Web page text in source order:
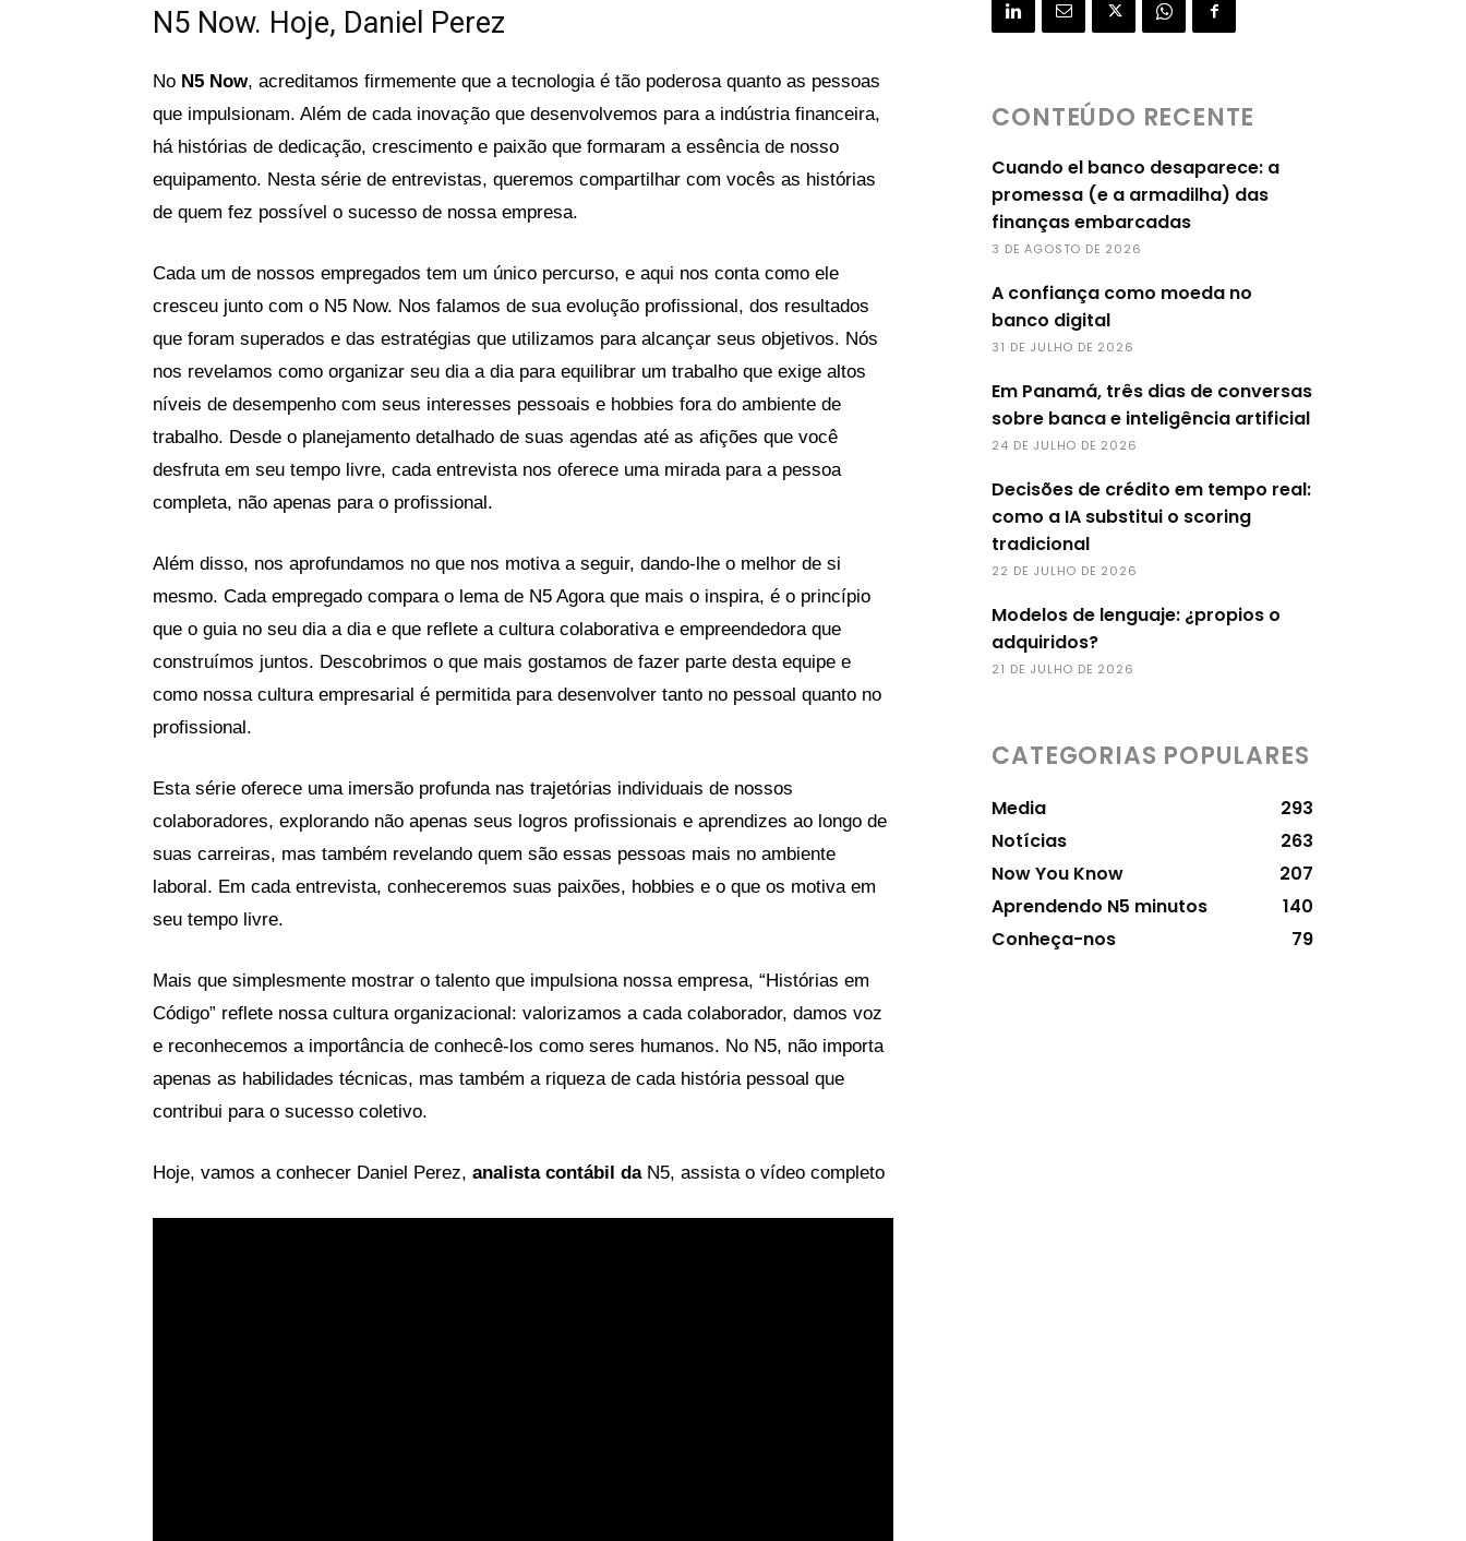
N5 Now. Hoje, Daniel Perez
No N5 Now, acreditamos firmemente que a tecnologia é tão poderosa quanto as pessoas
que impulsionam. Além de cada inovação que desenvolvemos para a indústria financeira,
há histórias de dedicação, crescimento e paixão que formaram a essência de nosso
equipamento. Nesta série de entrevistas, queremos compartilhar com vocês as histórias
de quem fez possível o sucesso de nossa empresa.
Cada um de nossos empregados tem um único percurso, e aqui nos conta como ele
cresceu junto com o N5 Now. Nos falamos de sua evolução profissional, dos resultados
que foram superados e das estratégias que utilizamos para alcançar seus objetivos. Nós
nos revelamos como organizar seu dia a dia para equilibrar um trabalho que exige altos
níveis de desempenho com seus interesses pessoais e hobbies fora do ambiente de
trabalho. Desde o planejamento detalhado de suas agendas até as afições que você
desfruta em seu tempo livre, cada entrevista nos oferece uma mirada para a pessoa
completa, não apenas para o profissional.
Além disso, nos aprofundamos no que nos motiva a seguir, dando-lhe o melhor de si
mesmo. Cada empregado compara o lema de N5 Agora que mais o inspira, é o princípio
que o guia no seu dia a dia e que reflete a cultura colaborativa e empreendedora que
construímos juntos. Descobrimos o que mais gostamos de fazer parte desta equipe e
como nossa cultura empresarial é permitida para desenvolver tanto no pessoal quanto no
profissional.
Esta série oferece uma imersão profunda nas trajetórias individuais de nossos
colaboradores, explorando não apenas seus logros profissionais e aprendizes ao longo de
suas carreiras, mas também revelando quem são essas pessoas mais no ambiente
laboral. Em cada entrevista, conheceremos suas paixões, hobbies e o que os motiva em
seu tempo livre.
Mais que simplesmente mostrar o talento que impulsiona nossa empresa, “Histórias em
Código” reflete nossa cultura organizacional: valorizamos a cada colaborador, damos voz
e reconhecemos a importância de conhecê-los como seres humanos. No N5, não importa
apenas as habilidades técnicas, mas também a riqueza de cada história pessoal que
contribui para o sucesso coletivo.
Hoje, vamos a conhecer Daniel Perez, analista contábil daN5, assista o vídeo completo
CONTEÚDO RECENTE
Cuando el banco desaparece: a
promessa (e a armadilha) das
finanças embarcadas
3 DE AGOSTO DE 2026
A confiança como moeda no
banco digital
31 DE JULHO DE 2026
Em Panamá, três dias de conversas
sobre banca e inteligência artificial
24 DE JULHO DE 2026
Decisões de crédito em tempo real:
como a IA substitui o scoring
tradicional
22 DE JULHO DE 2026
Modelos de lenguaje: ¿propios o
adquiridos?
21 DE JULHO DE 2026
CATEGORIAS POPULARES
Media
293
Notícias
263
Now You Know
207
Aprendendo N5 minutos
140
Conheça-nos
79